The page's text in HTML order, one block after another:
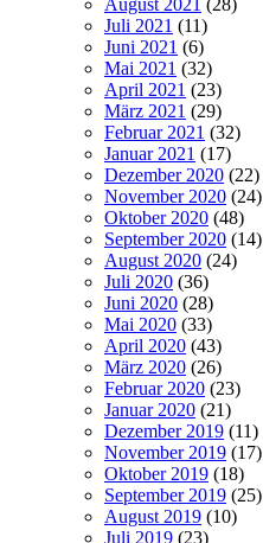
August 2021
(28)
Juli 2021 (11)
Juni 2021 (6)
Mai 2021 (32)
April 2021 (23)
März 2021 (29)
Februar 2021 (32)
Januar 2021 (17)
Dezember 2020 (22)
November 2020 (24)
Oktober 2020 (48)
September 2020 (14)
August 2020 (24)
Juli 2020 (36)
Juni 2020 (28)
Mai 2020 (33)
April 2020 (43)
März 2020 (26)
Februar 2020 (23)
Januar 2020 (21)
Dezember 2019 (11)
November 2019 (17)
Oktober 2019 (18)
September 2019 (25)
August 2019 (10)
Juli 2019 (23)